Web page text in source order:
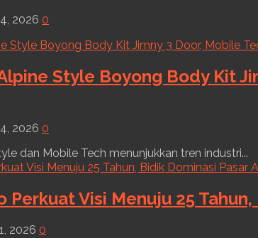
2026 0
Style Boyong Body Kit
2026 0
dan Mobile Tech menunjukkan tren industri...
Perkuat Visi Menuju 25
2026 0